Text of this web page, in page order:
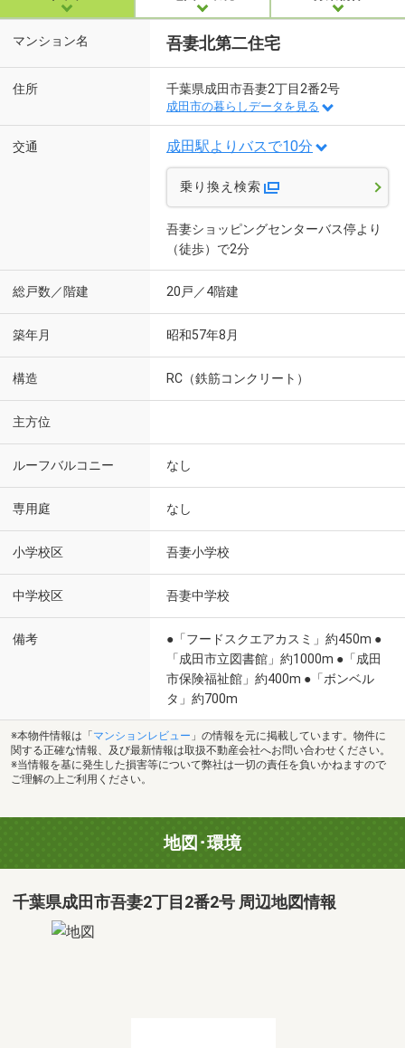
マンション名 吾妻北第二住宅
住所 千葉県成田市吾妻2丁目2番2号
成田市の暮らしデータを見る
交通 成田駅よりバスで10分
乗り換え検索
吾妻ショッピングセンターバス停より
（徒歩）で2分
総戸数／階建 20戸／4階建
築年月 昭和57年8月
構造 RC（鉄筋コンクリート）
主方位
ルーフバルコニー なし
専用庭 なし
小学校区 吾妻小学校
中学校区 吾妻中学校
備考
●「フードスクエアカスミ」約450m ●
「成田市立図書館」約1000m ●「成田
市保険福祉館」約400m ●「ボンベル
タ」約700m
※本物件情報は「 マンションレビュー 」の情報を元に掲載しています。物件に
関する正確な情報、及び最新情報は取扱不動産会社へお問い合わせください。
※当情報を基に発生した損害等について弊社は一切の責任を負いかねますので
ご理解の上ご利用ください。
地図･環境
千葉県成田市吾妻2丁目2番2号 周辺地図情報